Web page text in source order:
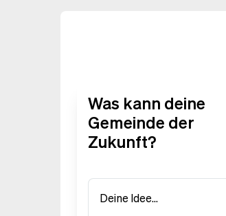
Was kann deine
Gemeinde der
Zukunft?
Deine Idee…